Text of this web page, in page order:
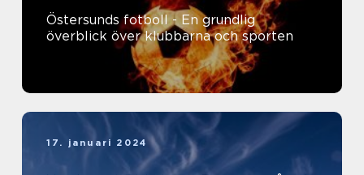
Östersunds fotboll - En grundlig
överblick över klubbarna och sporten
17. januari 2024